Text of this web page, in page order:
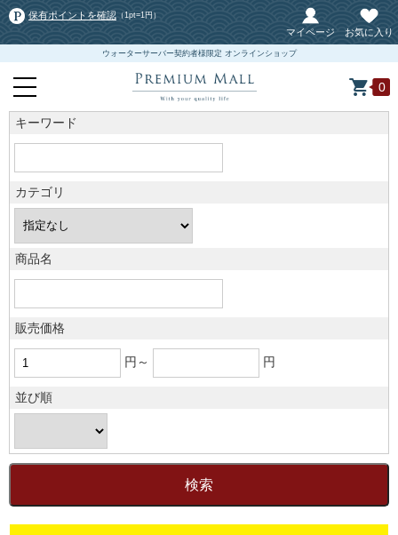
保有ポイントを確認 （1pt=1円）
マイページ お気に入り
ウォーターサーバー契約者様限定 オンラインショップ
0
キーワード
カテゴリ
商品名
販売価格
円～ 円
並び順